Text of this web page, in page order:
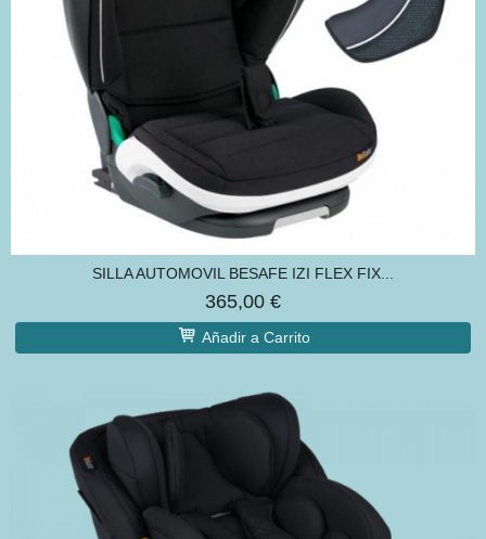
SILLA AUTOMOVIL BESAFE IZI FLEX FIX...
365,00 €
Añadir a Carrito